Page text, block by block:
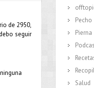
de 2950,
seguir
Pecho
Pierna
Salud